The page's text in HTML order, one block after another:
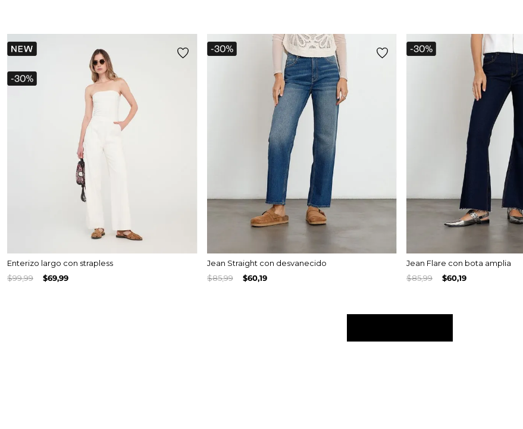
Enterizo largo con strapless
$99,99 $69,99
Jean Straight con desvanecido
$85,99 $60,19
Jean Flare con bota amplia
$85,99 $60,19